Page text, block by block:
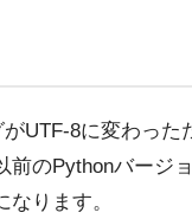
UTF-8に変わった
前のPythonバージ
ります。